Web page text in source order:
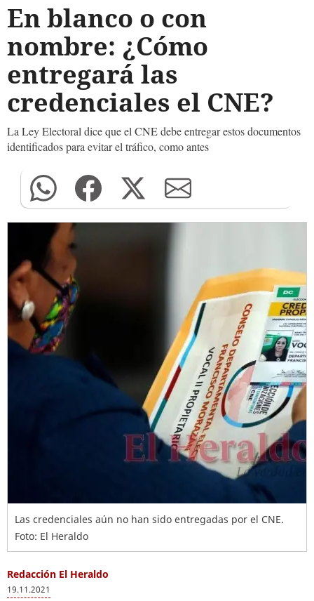
En blanco o con
nombre: ¿Cómo
entregará las
credenciales el CNE?
La Ley Electoral dice que el CNE debe entregar estos documentos
identificados para evitar el tráfico, como antes
Las credenciales aún no han sido entregadas por el CNE.
Foto: El Heraldo
Redacción El Heraldo
19.11.2021